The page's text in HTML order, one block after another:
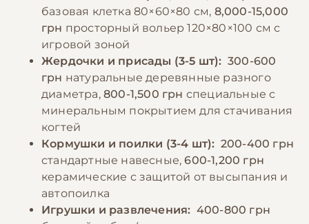
оптимальную температуру в помещении
(20-25°C) и избегать сквозняков.
🎁 −10% на зоотовары
По промокоду E-PET
минеральный камень и сепию для
поддержания здорового клюва и
правильного обмена веществ. Свежая вода
должна быть доступна постоянно и
меняться дважды в день. При содержании в
домашних условиях может потребоваться
дополнительная витаминизация рациона.
🎁 −10% на зоотовары
По промокоду E-PET
базовая клетка 80×60×80 см, 8,000-15,000
грн просторный вольер 120×80×100 см с
игровой зоной
Жердочки и присады (3-5 шт): 300-600
грн натуральные деревянные разного
диаметра, 800-1,500 грн специальные с
минеральным покрытием для стачивания
когтей
Кормушки и поилки (3-4 шт): 200-400 грн
стандартные навесные,600-1,200 грн
керамические с защитой от высыпания и
автопоилка
Игрушки и развлечения: 400-800 грн